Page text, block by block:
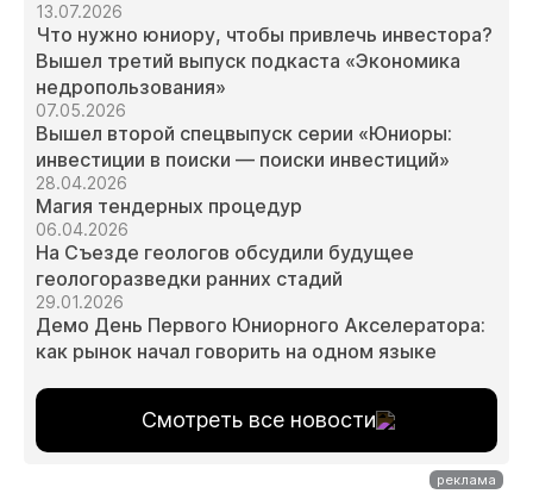
13.07.2026
Что нужно юниору, чтобы привлечь инвестора?
Вышел третий выпуск подкаста «Экономика
недропользования»
07.05.2026
Вышел второй спецвыпуск серии «Юниоры:
инвестиции в поиски — поиски инвестиций»
28.04.2026
Магия тендерных процедур
06.04.2026
На Съезде геологов обсудили будущее
геологоразведки ранних стадий
29.01.2026
Демо День Первого Юниорного Акселератора:
как рынок начал говорить на одном языке
Смотреть все новости